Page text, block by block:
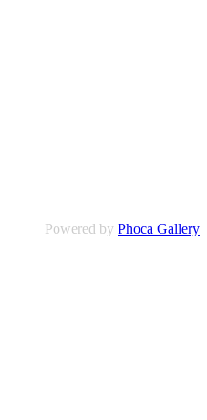
Powered by Phoca Gallery